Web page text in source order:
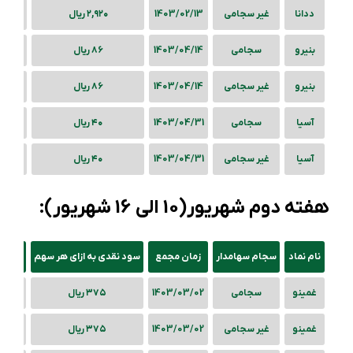
ددانا غیر سجامی 1403/02/13 ۲,۹۲۰ ریال
بنیرو سجامی 1403/04/14 ۸۶ ریال
بنیرو غیر سجامی 1403/04/14 ۸۶ ریال
آسیا سجامی 1403/04/31 ۴۰ ریال
آسیا غیر سجامی 1403/04/31 ۴۰ ریال
هفته دوم شهریور(10 الی 16 شهریور):
نام نماد سجام سهامدار زمان مجمع سود نقدیبه ازای هر سهم
غمینو سجامی 1403/03/02 ۳۷۵ ریال
غمینو غیر سجامی 1403/03/02 ۳۷۵ ریال